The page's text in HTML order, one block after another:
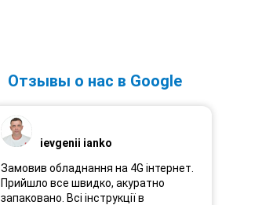
Отзывы о нас в Google
ievgenii ianko
Замовив обладнання на 4G інтернет.
Прийшло все швидко, акуратно
запаковано. Всі інструкції в